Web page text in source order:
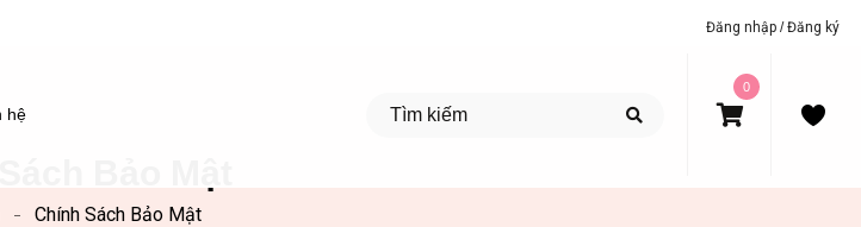
Đăng nhập /Đăng ký
hệ
0
Chính Sách Bảo Mật